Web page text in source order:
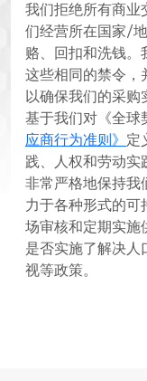
我们拒绝所有商业
们经营所在国家/
赂、回扣和洗钱。
这些相同的禁令，
以确保我们的采购
基于我们对《全球
应商行为准则》 定
践、人权和劳动实
非常严格地保持我
力于各种形式的可
场审核和定期实施
是否实施了解决人
视等政策。